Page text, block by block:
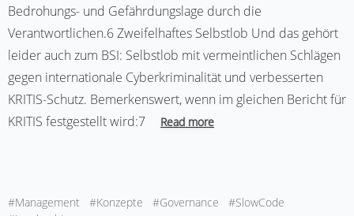
Bedrohungs- und Gefährdungslage durch die
Verantwortlichen.6 Zweifelhaftes Selbstlob Und das gehört
leider auch zum BSI: Selbstlob mit vermeintlichen Schlägen
gegen internationale Cyberkriminalität und verbesserten
KRITIS-Schutz. Bemerkenswert, wenn im gleichen Bericht für
KRITIS festgestellt wird:7
Read more
#Management #Konzepte #Governance
#SlowCode